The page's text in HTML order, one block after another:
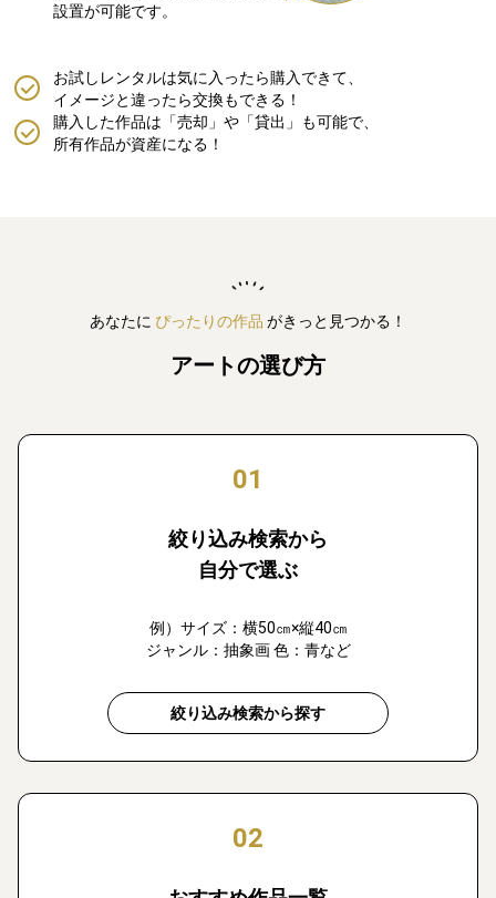
設置が可能です。
購入した作品は「売却」や「貸出」も可能で、
所有作品が資産になる！
お試しレンタルは気に入ったら購入できて、
イメージと違ったら交換もできる！
あなたに ぴったりの作品 がきっと見つかる！
アートの選び方
01
絞り込み検索から
自分で選ぶ
例）サイズ：横50㎝×縦40㎝
ジャンル：抽象画 色：青など
絞り込み検索から探す
02